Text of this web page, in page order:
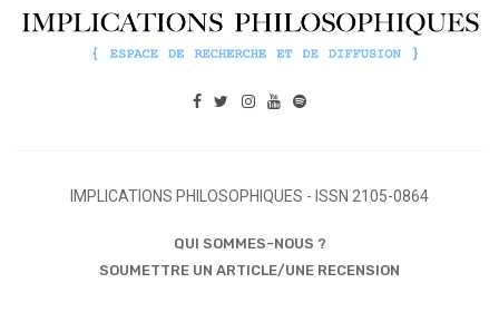
IMPLICATIONS PHILOSOPHIQUES - ISSN 2105-0864
QUI SOMMES-NOUS ?
SOUMETTRE UN ARTICLE/UNE RECENSION